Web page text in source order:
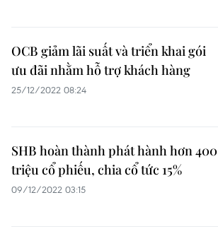
OCB giảm lãi suất và triển khai gói
ưu đãi nhằm hỗ trợ khách hàng
25/12/2022 08:24
SHB hoàn thành phát hành hơn 400
triệu cổ phiếu, chia cổ tức 15%
09/12/2022 03:15